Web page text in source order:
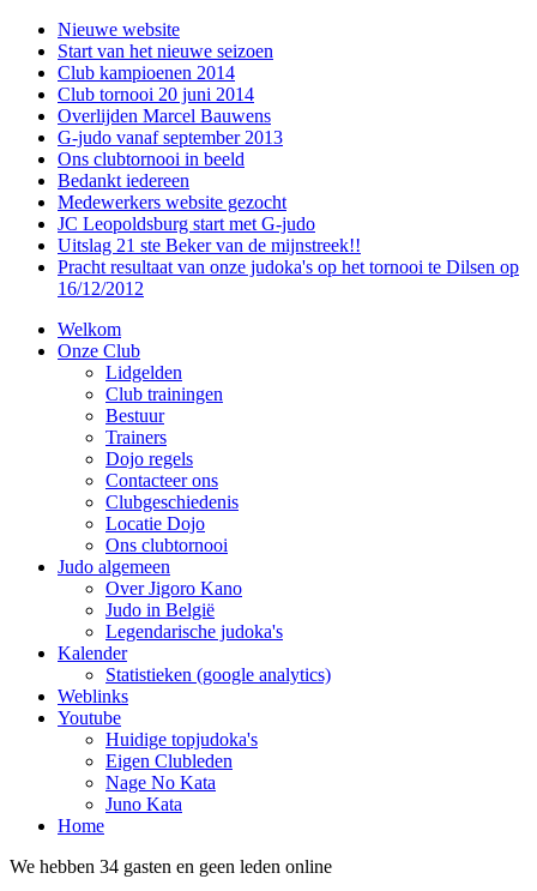
Nieuwe website
Start van het nieuwe seizoen
Club kampioenen 2014
Club tornooi 20 juni 2014
Overlijden Marcel Bauwens
G-judo vanaf september 2013
Ons clubtornooi in beeld
Bedankt iedereen
Medewerkers website gezocht
JC Leopoldsburg start met G-judo
Uitslag 21 ste Beker van de mijnstreek!!
Pracht resultaat van onze judoka's op het tornooi te Dilsen op
16/12/2012
Welkom
Onze Club
Lidgelden
Club trainingen
Bestuur
Trainers
Dojo regels
Contacteer ons
Clubgeschiedenis
Locatie Dojo
Ons clubtornooi
Judo algemeen
Over Jigoro Kano
Judo in België
Legendarische judoka's
Kalender
Statistieken (google analytics)
Weblinks
Youtube
Huidige topjudoka's
Eigen Clubleden
Nage No Kata
Juno Kata
Home
We hebben 34 gasten en geen leden online